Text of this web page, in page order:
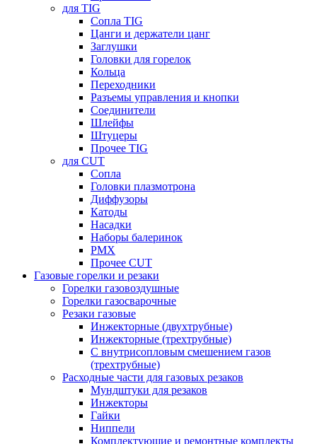
для TIG
Сопла TIG
Цанги и держатели цанг
Заглушки
Головки для горелок
Кольца
Переходники
Разъемы управления и кнопки
Соединители
Шлейфы
Штуцеры
Прочее TIG
для CUT
Сопла
Головки плазмотрона
Диффузоры
Катоды
Насадки
Наборы балеринок
PMX
Прочее CUT
Газовые горелки и резаки
Горелки газовоздушные
Горелки газосварочные
Резаки газовые
Инжекторные (двухтрубные)
Инжекторные (трехтрубные)
С внутрисопловым смешением газов
(трехтрубные)
Расходные части для газовых резаков
Мундштуки для резаков
Инжекторы
Гайки
Ниппели
Комплектующие и ремонтные комплекты